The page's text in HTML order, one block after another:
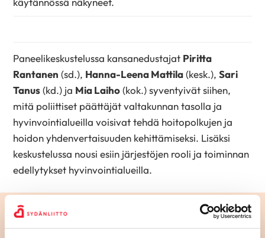
Paneelikeskustelussa kansanedustajat Piritta
Rantanen (sd.), Hanna-Leena Mattila(kesk.),Sari
Tanus(kd.) ja Mia Laiho(kok.) syventyivät siihen,
mitä poliittiset päättäjät valtakunnan tasolla ja
hyvinvointialueilla voisivat tehdä hoitopolkujen ja
hoidon yhdenvertaisuuden kehittämiseksi. Lisäksi
keskustelussa nousi esiin järjestöjen rooli ja toiminnan
edellytykset hyvinvointialueilla.
Lue seuraavaksi